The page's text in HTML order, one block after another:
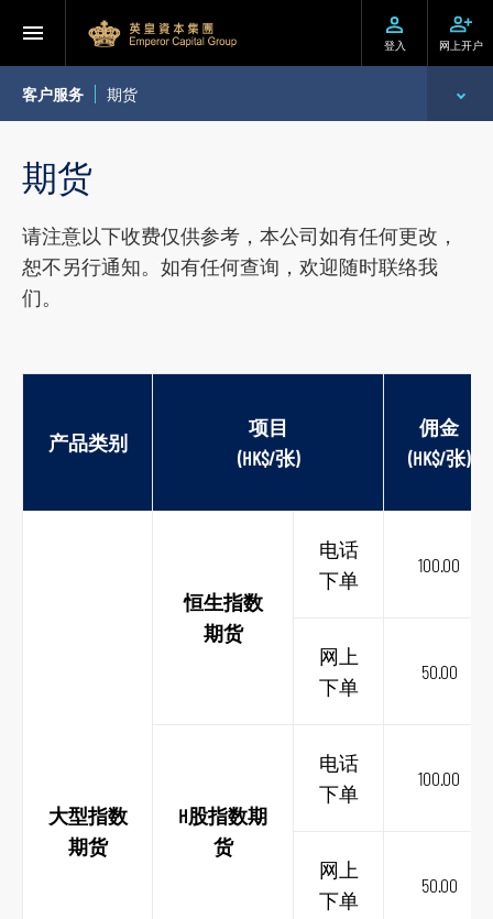
登入 网上开户
客户服务 期货
服务及收费
表格下载
提存方法
期货
请注意以下收费仅供参考，本公司如有任何更改，
恕不另行通知。如有任何查询，欢迎随时联络我
们。
产品类别
项目
(HK$/张)
佣金
(HK$/张)
大型指数
期货
恒生指数
期货
电话
下单
100.00
网上
下单
50.00
H股指数期
货
电话
下单
100.00
网上
下单
50.00